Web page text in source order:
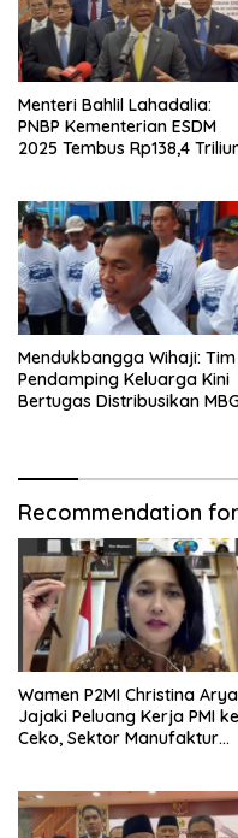
Menteri Bahlil Lahadalia:
PNBP Kementerian ESDM
2025 Tembus Rp138,4
Mendukbangga Wihaji: Tim
Pendamping Keluarga Kini
Bertugas Distribusikan
Recommendation
Wamen P2MI Christina
Jajaki Peluang Kerja PMI ke
Ceko, Sektor Manufaktur